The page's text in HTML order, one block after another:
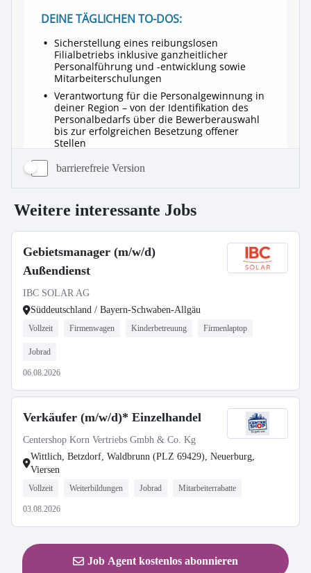
barrierefreie Version
Weitere interessante Jobs
Gebietsmanager (m/w/d)
Außendienst
IBC SOLAR AG
Süddeutschland / Bayern-Schwaben-Allgäu
Vollzeit Firmenwagen Kinderbetreuung Firmenlaptop
Jobrad
06.08.2026
Verkäufer (m/w/d)* Einzelhandel
Centershop Korn Vertriebs Gmbh & Co. Kg
Wittlich, Betzdorf, Waldbrunn (PLZ 69429), Neuerburg,
Viersen
Vollzeit Weiterbildungen Jobrad Mitarbeiterrabatte
03.08.2026
Job Agent kostenlos abonnieren